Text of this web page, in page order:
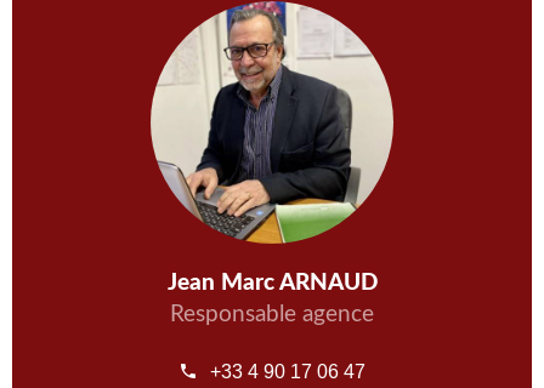
Jean Marc ARNAUD
Responsable agence
+33 4 90 17 06 47